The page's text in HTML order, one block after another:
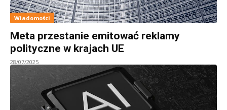
Wiadomości
Meta przestanie emitować reklamy
polityczne w krajach UE
28/07/2025